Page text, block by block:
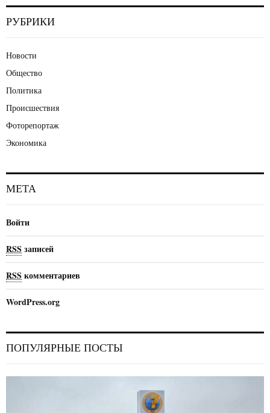
РУБРИКИ
Новости
Общество
Политика
Происшествия
Фоторепортаж
Экономика
МЕТА
Войти
RSS записей
RSS комментариев
WordPress.org
ПОПУЛЯРНЫЕ ПОСТЫ